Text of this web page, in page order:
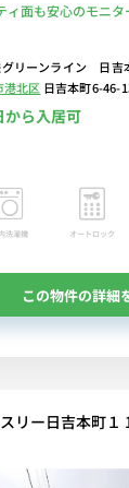
ィ面も安心のモニ
セス■選べるWi-Fi
グリーンライン 日
港北区 日吉本町6-46-
ら入居可
洗濯機 オートロック
この物件の詳細
リー日吉本町１